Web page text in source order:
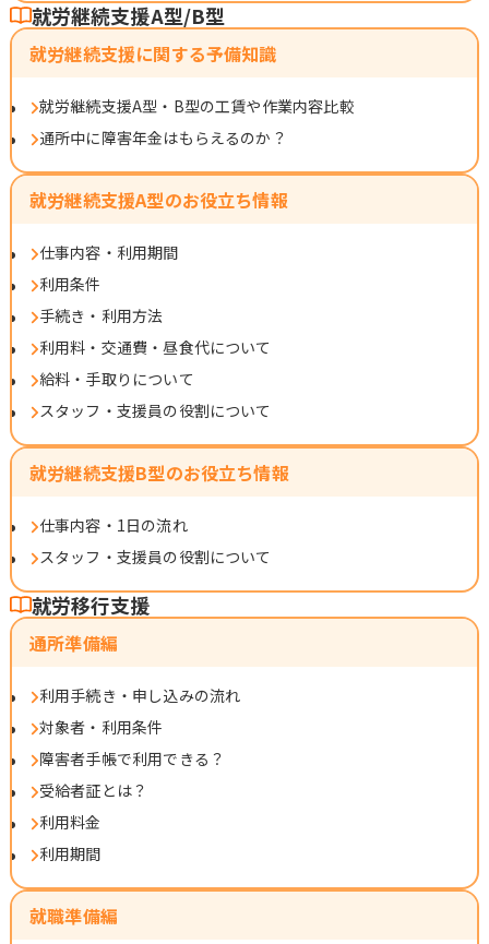
就労継続支援A型/B型
就労継続支援に関する予備知識
就労継続支援A型・B型の工賃や作業内容比較
通所中に障害年金はもらえるのか？
就労継続支援A型のお役立ち情報
仕事内容・利用期間
利用条件
手続き・利用方法
利用料・交通費・昼食代について
給料・手取りについて
スタッフ・支援員の役割について
就労継続支援B型のお役立ち情報
仕事内容・1日の流れ
スタッフ・支援員の役割について
就労移行支援
通所準備編
利用手続き・申し込みの流れ
対象者・利用条件
障害者手帳で利用できる？
受給者証とは？
利用料金
利用期間
就職準備編